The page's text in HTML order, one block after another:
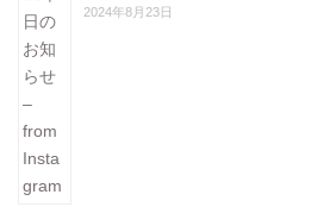
2024年8月23日